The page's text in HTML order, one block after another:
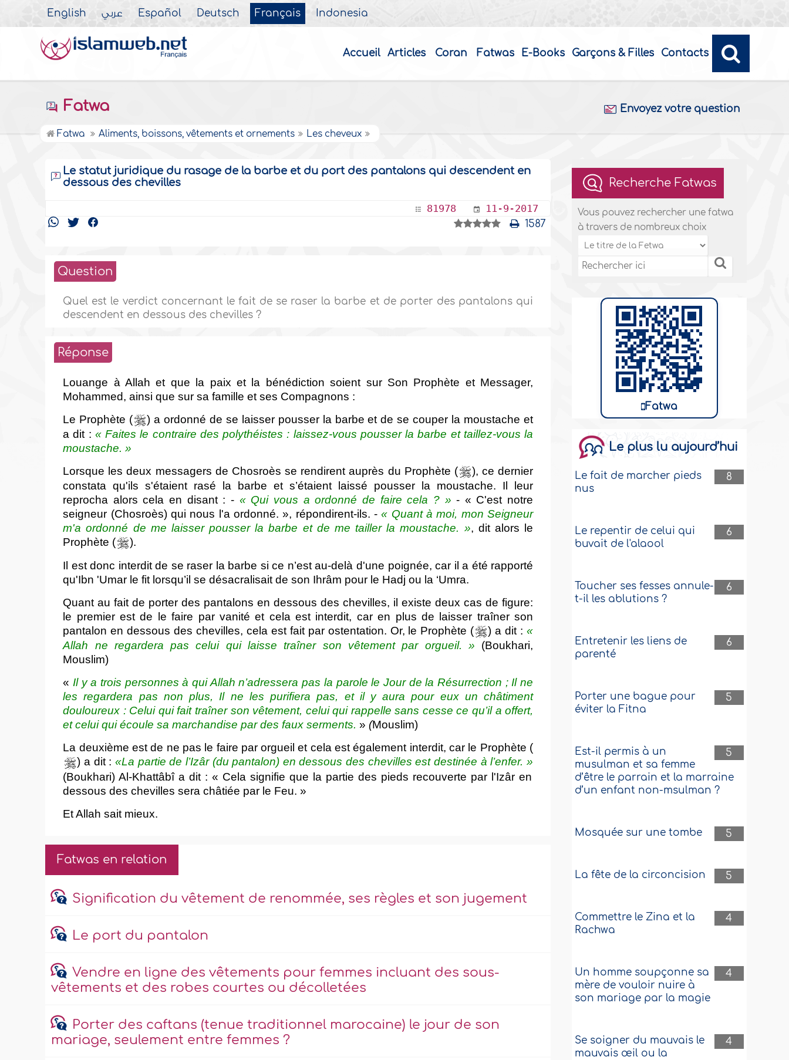
English عربي Español Deutsch Français Indonesia
Accueil Articles Coran Fatwas E-Books Garçons & Filles Contacts
Fatwa Envoyez votre question
Fatwa Aliments, boissons, vêtements et ornements Les cheveux
Le statut juridique du rasage de la barbe et du port des pantalons qui descendent en
dessous des chevilles
81978 11-9-2017
1587
Question
Quel est le verdict concernant le fait de se raser la barbe et de porter des pantalons qui
descendent en dessous des chevilles ?
Réponse
Louange à Allah et que la paix et la bénédiction soient sur Son Prophète et Messager,
Mohammed, ainsi que sur sa famille et ses Compagnons :
Le Prophète (
) a ordonné de se laisser pousser la barbe et de se couper la moustache et
a dit : « Faites le contraire des polythéistes : laissez-vous pousser la barbe et taillez-vous la
moustache. »
Lorsque les deux messagers de Chosroès se rendirent auprès du Prophète (
), ce dernier
constata qu'ils s'étaient rasé la barbe et s’étaient laissé pousser la moustache. Il leur
reprocha alors cela en disant : - « Qui vous a ordonné de faire cela ? » - « C'est notre
seigneur (Chosroès) qui nous l'a ordonné. », répondirent-ils. - « Quant à moi, mon Seigneur
m'a ordonné de me laisser pousser la barbe et de me tailler la moustache. », dit alors le
Prophète (
).
Il est donc interdit de se raser la barbe si ce n’est au-delà d'une poignée, car il a été rapporté
qu'Ibn 'Umar le fit lorsqu’il se désacralisait de son Ihrâm pour le Hadj ou la ‘Umra.
Quant au fait de porter des pantalons en dessous des chevilles, il existe deux cas de figure:
le premier est de le faire par vanité et cela est interdit, car en plus de laisser traîner son
pantalon en dessous des chevilles, cela est fait par ostentation. Or, le Prophète (
) a dit :«
Allah ne regardera pas celui qui laisse traîner son vêtement par orgueil. » (Boukhari,
Mouslim)
« Il y a trois personnes à qui Allah n’adressera pas la parole le Jour de la Résurrection ; Il ne
les regardera pas non plus, Il ne les purifiera pas, et il y aura pour eux un châtiment
douloureux : Celui qui fait traîner son vêtement, celui qui rappelle sans cesse ce qu’il a offert,
et celui qui écoule sa marchandise par des faux serments. » (Mouslim)
La deuxième est de ne pas le faire par orgueil et cela est également interdit, car le Prophète (
) a dit : «La partie de l’Izâr (du pantalon) en dessous des chevilles est destinée à l’enfer. »
(Boukhari) Al-Khattâbî a dit : « Cela signifie que la partie des pieds recouverte par l'Izâr en
dessous des chevilles sera châtiée par le Feu. »
Et Allah sait mieux.
Fatwas en relation
Signification du vêtement de renommée, ses règles et son jugement
Le port du pantalon
Vendre en ligne des vêtements pour femmes incluant des sous-
vêtements et des robes courtes ou décolletées
Porter des caftans (tenue traditionnel marocaine) le jour de son
mariage, seulement entre femmes ?
Recherche Fatwas
Vous pouvez rechercher une fatwa
à travers de nombreux choix
Fatwa
Le plus lu aujourd’hui
8
Le fait de marcher pieds
nus
6
Le repentir de celui qui
buvait de l'alaool
6
Toucher ses fesses annule-
t-il les ablutions ?
6
Entretenir les liens de
parenté
5
Porter une bague pour
éviter la Fitna
5
Est-il permis à un
musulman et sa femme
d’être le parrain et la marraine
d’un enfant non-msulman ?
5
Mosquée sur une tombe
5
La fête de la circoncision
4
Commettre le Zina et la
Rachwa
4
Un homme soupçonne sa
mère de vouloir nuire à
son mariage par la magie
4
Se soigner du mauvais le
mauvais œil ou la